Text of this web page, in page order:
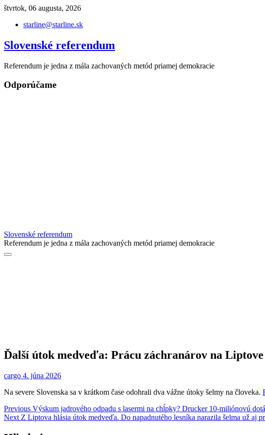
Skip
content
štvrtok, 06 augusta, 2026
starline@starline.sk
Slovenské referendum
Referendum je jedna z mála zachovaných metód priamej demokracie
Odporúčame
Slovenské referendum
Referendum je jedna z mála zachovaných metód priamej demokracie
Ďalší útok medveďa: Prácu záchranárov na
cargo 4. júna 2026
Na severe Slovenska sa v krátkom čase odohrali dva vážne útoky šelmy na človeka.
Navigácia
v
Previous Previous
post:
Výskum jadrového odpadu s lasermi na chĺpky? Drucker 10-miliónovú
Next Next
Z Liptova hlásia útok medveďa. Do napadnutého lesníka narazila šelma už aj